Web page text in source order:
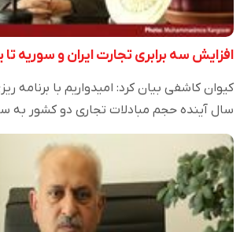
افزایش سه برابری تجارت ایران و سوریه
کیوان کاشفی بیان کرد: امیدواریم با برنامه
سال آینده حجم مبادلات تجاری دو کشور به